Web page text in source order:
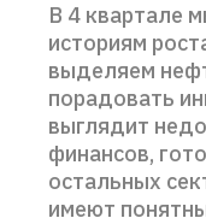
В 4 квартале
историям
выделяем
порадовать
выглядит
финансов,
остальных
имеют